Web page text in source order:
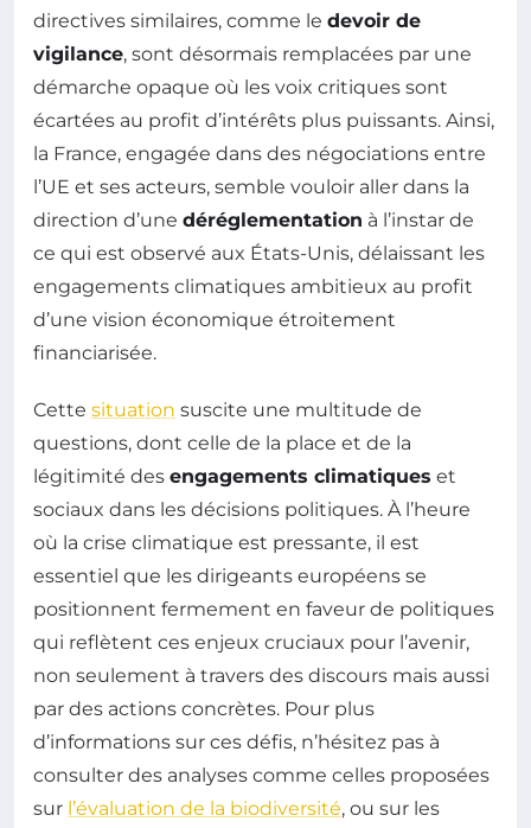
directives similaires, comme le devoir de
vigilance, sont désormais remplacées par une
démarche opaque où les voix critiques sont
écartées au profit d’intérêts plus puissants. Ainsi,
la France, engagée dans des négociations entre
l’UE et ses acteurs, semble vouloir aller dans la
direction d’une déréglementation à l’instar de
ce qui est observé aux États-Unis, délaissant les
engagements climatiques ambitieux au profit
d’une vision économique étroitement
financiarisée.
Cette situation suscite une multitude de
questions, dont celle de la place et de la
légitimité des engagements climatiques et
sociaux dans les décisions politiques. À l’heure
où la crise climatique est pressante, il est
essentiel que les dirigeants européens se
positionnent fermement en faveur de politiques
qui reflètent ces enjeux cruciaux pour l’avenir,
non seulement à travers des discours mais aussi
par des actions concrètes. Pour plus
d’informations sur ces défis, n’hésitez pas à
consulter des analyses comme celles proposées
sur l’évaluation de la biodiversité, ou sur les